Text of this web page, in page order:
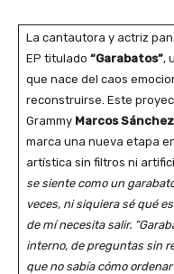
La cantautora y actriz
EP titulado “Garabatos”,
que nace del caos
reconstruirse. Este
Grammy Marcos Sánchez
marca una nueva etapa
artística sin filtros ni
se siente como un
veces, ni siquiera sé qué
de mí necesita salir.
interno, de preguntas sin
que no sabía cómo